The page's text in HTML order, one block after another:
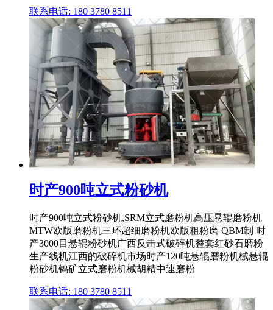
联系电话: 180 3780 8511
时产900吨立式粉砂机
时产900吨立式粉砂机,SRM立式磨粉机高压悬辊磨粉机
MTW欧版磨粉机三环超细磨粉机欧版粗粉磨 QBM制 时
产3000目悬辊粉砂机广西反击式破碎机整套红砂石磨粉
生产线机江西的破碎机市场时产120吨悬辊磨粉机械悬辊
粉砂机钨矿立式磨粉机械胡精中速磨粉
联系电话: 180 3780 8511